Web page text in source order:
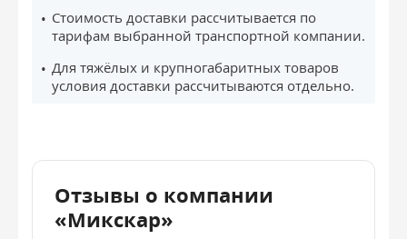
Стоимость доставки рассчитывается по
тарифам выбранной транспортной компании.
Для тяжёлых и крупногабаритных товаров
условия доставки рассчитываются отдельно.
Отзывы о компании
«Микскар»